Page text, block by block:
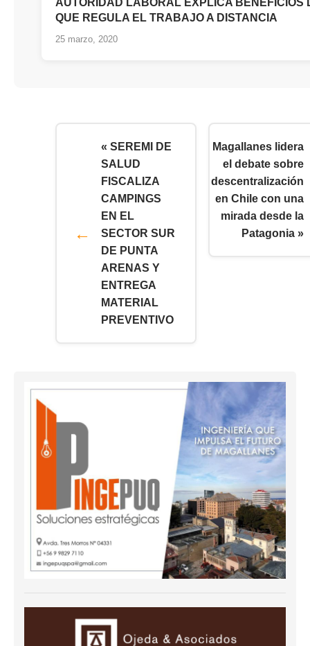
AUTORIDAD LABORAL EXPLICA BENEFICIOS
QUE REGULA EL TRABAJO A DISTANCIA
25 marzo, 2020
« SEREMI DE
SALUD
FISCALIZA
CAMPINGS
EN EL
SECTOR SUR
DE PUNTA
ARENAS Y
ENTREGA
MATERIAL
PREVENTIVO
Magallanes lidera
el debate sobre
descentralización
en Chile con una
mirada desde la
Patagonia »